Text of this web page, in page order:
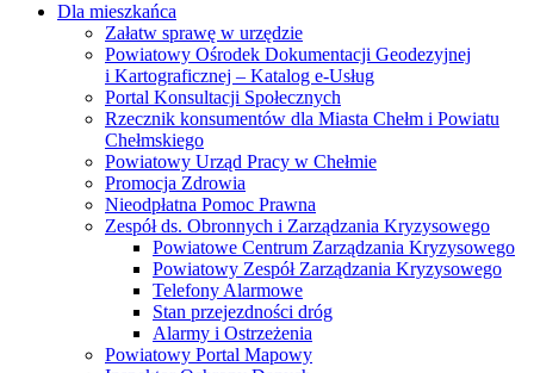
Dla mieszkańca
Załatw sprawę w urzędzie
Powiatowy Ośrodek Dokumentacji Geodezyjnej
i Kartograficznej – Katalog e-Usług
Portal Konsultacji Społecznych
Rzecznik konsumentów dla Miasta Chełm i Powiatu
Chełmskiego
Powiatowy Urząd Pracy w Chełmie
Promocja Zdrowia
Nieodpłatna Pomoc Prawna
Zespół ds. Obronnych i Zarządzania Kryzysowego
Powiatowe Centrum Zarządzania Kryzysowego
Powiatowy Zespół Zarządzania Kryzysowego
Telefony Alarmowe
Stan przejezdności dróg
Alarmy i Ostrzeżenia
Powiatowy Portal Mapowy